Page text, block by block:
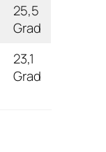
25,5
Grad
23,1
Grad